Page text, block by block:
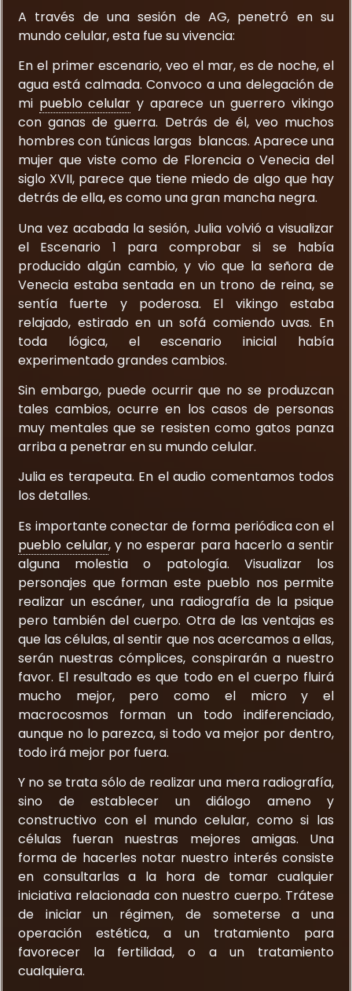
A través de una sesión de AG, penetró en su
mundo celular, esta fue su vivencia:
En el primer escenario, veo el mar, es de noche, el
agua está calmada. Convoco a una delegación de
mi pueblo celular y aparece un guerrero vikingo
con ganas de guerra. Detrás de él, veo muchos
hombres con túnicas largas blancas. Aparece una
mujer que viste como de Florencia o Venecia del
siglo XVII, parece que tiene miedo de algo que hay
detrás de ella, es como una gran mancha negra.
Una vez acabada la sesión, Julia volvió a visualizar
el Escenario 1 para comprobar si se había
producido algún cambio, y vio que la señora de
Venecia estaba sentada en un trono de reina, se
sentía fuerte y poderosa. El vikingo estaba
relajado, estirado en un sofá comiendo uvas. En
toda lógica, el escenario inicial había
experimentado grandes cambios.
Sin embargo, puede ocurrir que no se produzcan
tales cambios, ocurre en los casos de personas
muy mentales que se resisten como gatos panza
arriba a penetrar en su mundo celular.
Julia es terapeuta. En el audio comentamos todos
los detalles.
Es importante conectar de forma periódica con el
pueblo celular, y no esperar para hacerlo a sentir
alguna molestia o patología. Visualizar los
personajes que forman este pueblo nos permite
realizar un escáner, una radiografía de la psique
pero también del cuerpo. Otra de las ventajas es
que las células, al sentir que nos acercamos a ellas,
serán nuestras cómplices, conspirarán a nuestro
favor. El resultado es que todo en el cuerpo fluirá
mucho mejor, pero como el micro y el
macrocosmos forman un todo indiferenciado,
aunque no lo parezca, si todo va mejor por dentro,
todo irá mejor por fuera.
Y no se trata sólo de realizar una mera radiografía,
sino de establecer un diálogo ameno y
constructivo con el mundo celular, como si las
células fueran nuestras mejores amigas. Una
forma de hacerles notar nuestro interés consiste
en consultarlas a la hora de tomar cualquier
iniciativa relacionada con nuestro cuerpo. Trátese
de iniciar un régimen, de someterse a una
operación estética, a un tratamiento para
favorecer la fertilidad, o a un tratamiento
cualquiera.